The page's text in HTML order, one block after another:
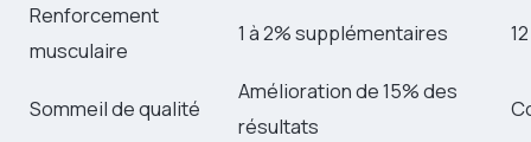
Renforcement
musculaire
1 à 2% supplémentaires
Sommeil de qualité
Amélioration de 15% des
résultats